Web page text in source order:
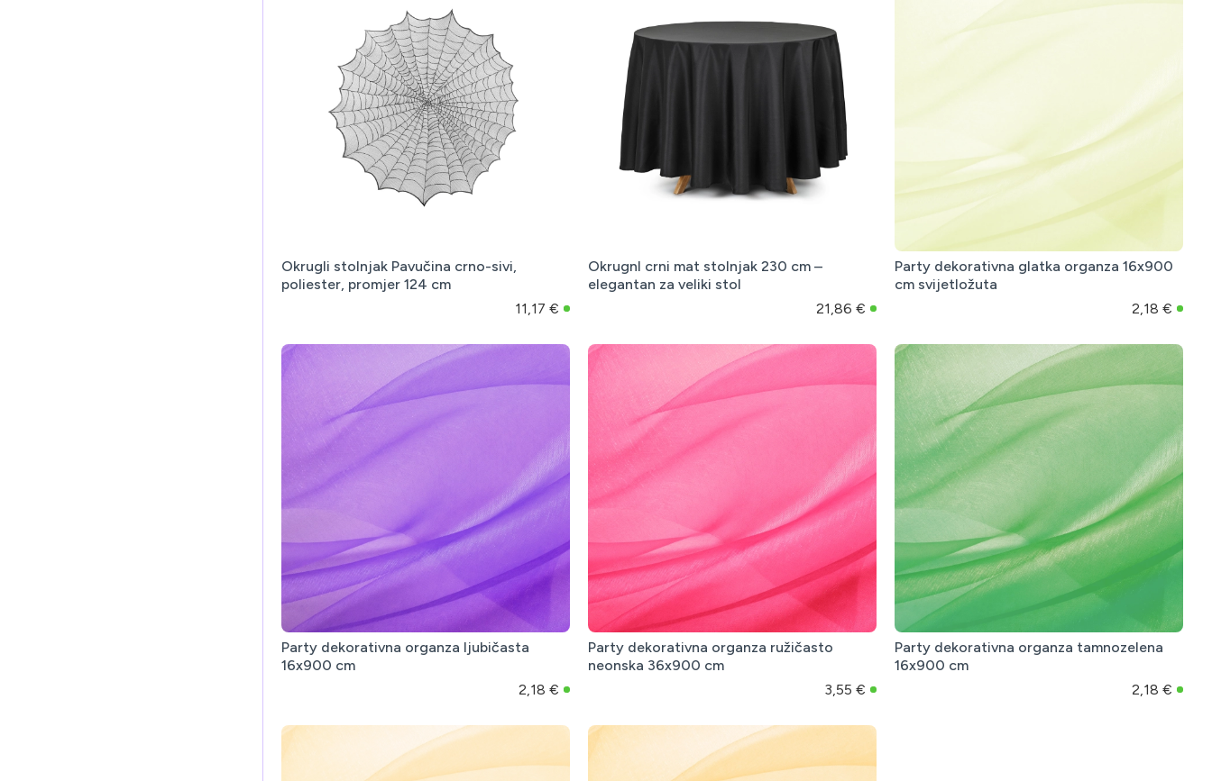
Okrugli stolnjak Pavučina crno-sivi,
poliester, promjer 124 cm
11,17 €
OkrugnI crni mat stolnjak 230 cm –
elegantan za veliki stol
21,86 €
Party dekorativna glatka organza 16x900
cm svijetložuta
2,18 €
Party dekorativna organza ljubičasta
16x900 cm
2,18 €
Party dekorativna organza ružičasto
neonska 36x900 cm
3,55 €
Party dekorativna organza tamnozelena
16x900 cm
2,18 €